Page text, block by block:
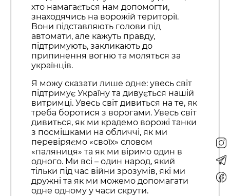
хто намагається нам допомогти,
знаходячись на ворожій території.
Вони підставляють голови під
автомати, але кажуть правду,
підтримують, закликають до
припинення вогню та моляться за
українців.
Я можу сказати лише одне: увесь світ
підтримує Україну та дивується нашій
витримці. Увесь світ дивиться на те, як
треба боротися з ворогами. Увесь світ
дивиться, як ми крадемо ворожі танки
з посмішками на обличчі, як ми
перевіряємо «своїх» словом
«паляниця» та як ми віримо один в
одного. Ми всі – один народ, який
тільки під час війни зрозумів, які ми
дружні та як ми можемо допомагати
одне одному у часи скрути.